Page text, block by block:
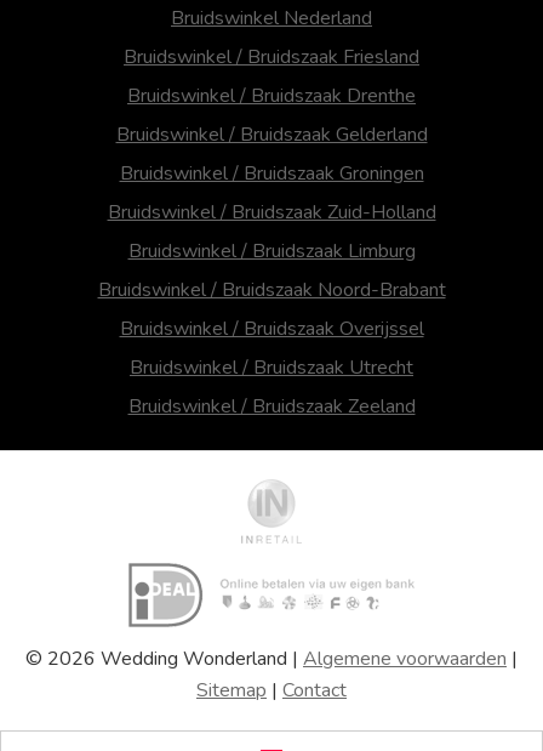
Bruidswinkel Nederland
Bruidswinkel / Bruidszaak Friesland
Bruidswinkel / Bruidszaak Drenthe
Bruidswinkel / Bruidszaak Gelderland
Bruidswinkel / Bruidszaak Groningen
Bruidswinkel / Bruidszaak Zuid-Holland
Bruidswinkel / Bruidszaak Limburg
Bruidswinkel / Bruidszaak Noord-Brabant
Bruidswinkel / Bruidszaak Overijssel
Bruidswinkel / Bruidszaak Utrecht
Bruidswinkel / Bruidszaak Zeeland
© 2026 Wedding Wonderland | Algemene voorwaarden |
Sitemap | Contact